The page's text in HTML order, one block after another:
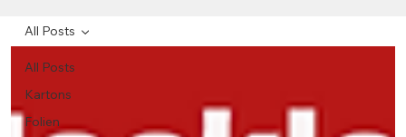
All Posts
Kartons
Folien
All Posts